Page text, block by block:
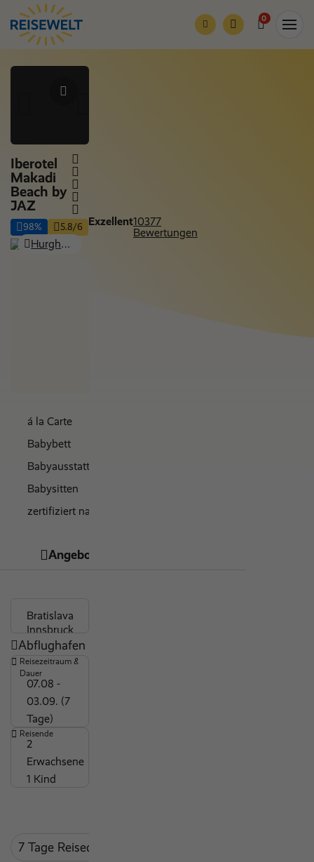
0
Iberotel
Makadi
Beach by
JAZ
Hurghada - Makadi Bay, Hurghada & Safaga
98% 5.8/6 Exzellent10377
Bewertungen
á la Carte
Babybett
Babyausstattung
Babysitten
zertifiziert nachhaltig
direkter Strandzugang
glutenfreie Speisen
Golf
top Sportangebot
behindertengerecht
beheizter Pool
Strandnähe
Hygienemaßnahmen
Kinderdisco
Maxiclub (7-12 Jahre)
Angebote
Abflughafen
Reisezeitraum &
Dauer
07.08 -
03.09. (7
Tage)
Reisende
2
Erwachsene
1 Kind
7 Tage Reisedauer